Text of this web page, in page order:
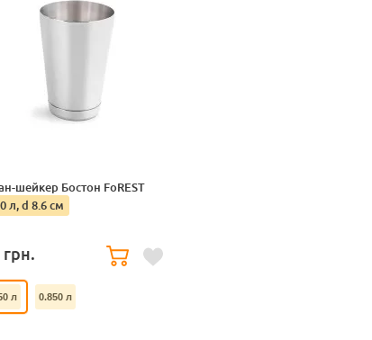
шейкер Бостон FoREST
л, d 8.6 см
грн.
л 0.850 л